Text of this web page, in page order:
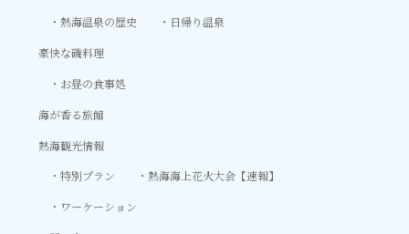
熱海温泉の歴史
日帰り温泉
豪快な磯料理
お昼の食事処
海が香る旅館
熱海観光情報
特別プラン
熱海海上花火大会【速報】
ワーケーション